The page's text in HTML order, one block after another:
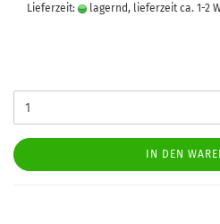
Lieferzeit:
lagernd, lieferzeit ca. 1-2
IN DEN